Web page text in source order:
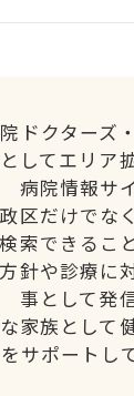
ドクターズ
してエリア
病院情報サ
区だけでな
索できるこ
針や診療に
事として発
家族として
サポートし